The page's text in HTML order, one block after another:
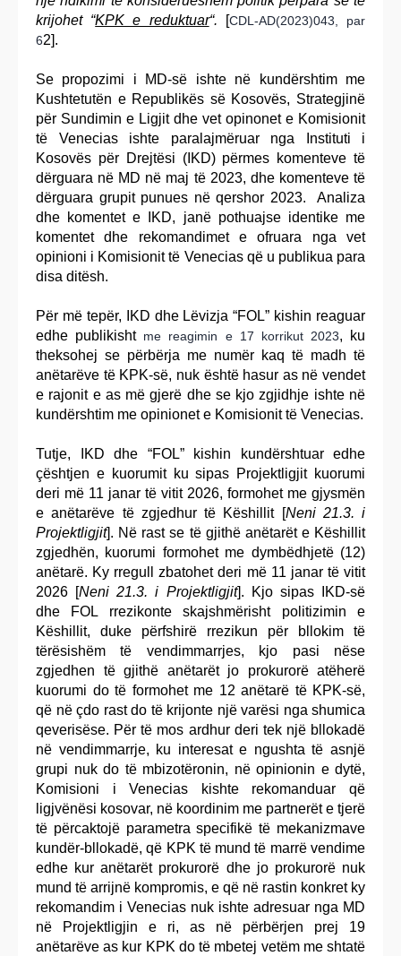
krijohet “KPK e reduktuar“. [CDL-AD(2023)043, par
62].
Se propozimi i MD-së ishte në kundërshtim me
Kushtetutën e Republikës së Kosovës, Strategjinë
për Sundimin e Ligjit dhe vet opinonet e Komisionit
të Venecias ishte paralajmëruar nga Instituti i
Kosovës për Drejtësi (IKD) përmes komenteve të
dërguara në MD në maj të 2023, dhe komenteve të
dërguara grupit punues në qershor 2023. Analiza
dhe komentet e IKD, janë pothuajse identike me
komentet dhe rekomandimet e ofruara nga vet
opinioni i Komisionit të Venecias që u publikua para
disa ditësh.
Për më tepër, IKD dhe Lëvizja “FOL” kishin reaguar
edhe publikisht me reagimin e 17 korrikut 2023, ku
theksohej se përbërja me numër kaq të madh të
anëtarëve të KPK-së, nuk është hasur as në vendet
e rajonit e as më gjerë dhe se kjo zgjidhje ishte në
kundërshtim me opinionet e Komisionit të Venecias.
Tutje, IKD dhe “FOL” kishin kundërshtuar edhe
çështjen e kuorumit ku sipas Projektligjit kuorumi
deri më 11 janar të vitit 2026, formohet me gjysmën
e anëtarëve të zgjedhur të Këshillit [Neni 21.3. i
Projektligjit]. Në rast se të gjithë anëtarët e Këshillit
zgjedhën, kuorumi formohet me dymbëdhjetë (12)
anëtarë. Ky rregull zbatohet deri më 11 janar të vitit
2026 [Neni 21.3. i Projektligjit]. Kjo sipas IKD-së
dhe FOL rrezikonte skajshmërisht politizimin e
Këshillit, duke përfshirë rrezikun për bllokim të
tërësishëm të vendimmarrjes, kjo pasi nëse
zgjedhen të gjithë anëtarët jo prokurorë atëherë
kuorumi do të formohet me 12 anëtarë të KPK-së,
që në çdo rast do të krijonte një varësi nga shumica
qeverisëse. Për të mos ardhur deri tek një bllokadë
në vendimmarrje, ku interesat e ngushta të asnjë
grupi nuk do të mbizotëronin, në opinionin e dytë,
Komisioni i Venecias kishte rekomanduar që
ligjvënësi kosovar, në koordinim me partnerët e tjerë
të përcaktojë parametra specifikë të mekanizmave
kundër-bllokadë, që KPK të mund të marrë vendime
edhe kur anëtarët prokurorë dhe jo prokurorë nuk
mund të arrijnë kompromis, e që në rastin konkret ky
rekomandim i Venecias nuk ishte adresuar nga MD
në Projektligjin e ri, as në përbërjen prej 19
anëtarëve as kur KPK do të mbetej vetëm me shtatë